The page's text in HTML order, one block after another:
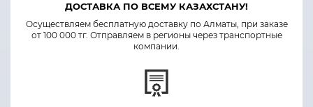
ДОСТАВКА ПО ВСЕМУ КАЗАХСТАНУ!
Осуществляем бесплатную доставку по Алматы, при заказе
от 100 000 тг. Отправляем в регионы через транспортные
компании.